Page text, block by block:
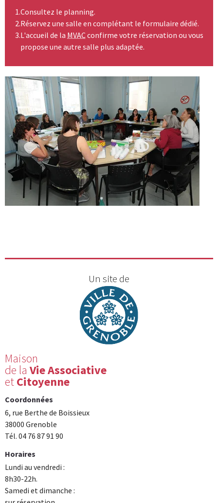
Consultez le planning.
Réservez une salle en complétant le formulaire dédié.
L'accueil de la MVACconfirme votre réservation ou vous
propose une autre salle plus adaptée.
Un site de
Maison
de la Vie Associative
etCitoyenne
Coordonnées
6, rue Berthe de Boissieux
38000 Grenoble
Tél. 04 76 87 91 90
Horaires
Lundi au vendredi :
8h30-22h.
Samedi et dimanche :